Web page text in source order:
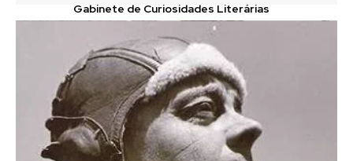
Gabinete de Curiosidades Literárias